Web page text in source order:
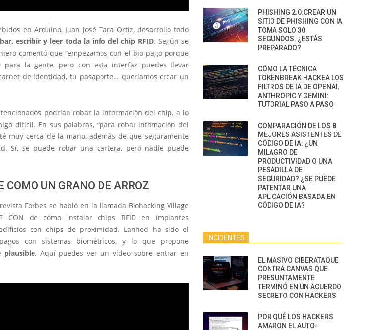
en Arduino, Juan José Tara Ortiz, desarrolló todo
escribir y leer toda la info del chip RFID. Según se
comentó que “empezamos con el bio-pago porque
para la gente, pero con esta interfaz puedes llevar
de identidad, tu pasaporte… queríamos crear un
podrían robar la información del chip, a lo
difícil. En sus palabras, “para robar infomación del
muy cerca de la mano, además de que seguramente
Sí, se puede robar una cartera, pero nadie puede
COMO UN GRANO DE ARROZ
Forbes se habló en la llamada Biohacking Village
CON de cómo instalar chips RFID en implantes
con chips de proximidad. Lanhed ha sido el
con sistemas biométricos, y lo que propone
plausible. Aquí puedes ver un vídeo sobre entrar en
PHISHING 2.0:CREAR UN
SITIO DE PHISHING CON IA
TOMA SOLO 30
SEGUNDOS. ¿ESTÁS
PREPARADO?
CÓMO LA TÉCNICA
TOKENBREAK HACKEA LOS
FILTROS DE IA DE OPENAI,
ANTHROPIC Y GEMINI:
TUTORIAL PASO A PASO
COMPARACIÓN DE LOS 8
MEJORES ASISTENTES DE
CÓDIGO DE IA: ¿UN
MILAGRO DE
PRODUCTIVIDAD O UNA
PESADILLA DE
SEGURIDAD? ¿SE PUEDE
PATENTAR UNA
APLICACIÓN BASADA EN
CÓDIGO DE IA?
INCIDENTES
EL MASIVO CIBERATAQUE
CONTRA CANVAS QUE
PRESUNTAMENTE
TERMINÓ EN UN ACUERDO
SECRETO CON HACKERS
POR QUÉ LOS HACKERS
AMARON EL AUTO-